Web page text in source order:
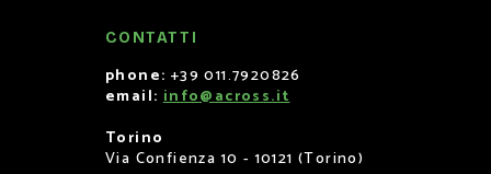
CONTATTI
phone: +39 011.7920826
email: info@across.it
Torino
Via Confienza 10 - 10121 (Torino)